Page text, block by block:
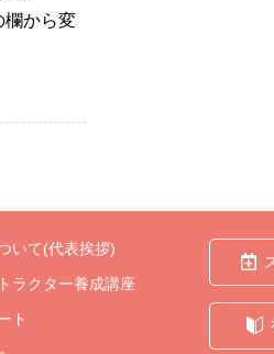
欄から変
いて(代表挨拶)
ラクター養成講座
ト